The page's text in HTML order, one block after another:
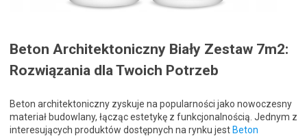
Beton Architektoniczny Biały Zestaw 7m2:
Rozwiązania dla Twoich Potrzeb
Beton architektoniczny zyskuje na popularności jako nowoczesny
materiał budowlany, łącząc estetykę z funkcjonalnością. Jednym z
interesujących produktów dostępnych na rynku jest Beton